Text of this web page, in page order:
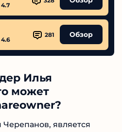
4.7
Обзор
4.6
Обзор
Илья
может